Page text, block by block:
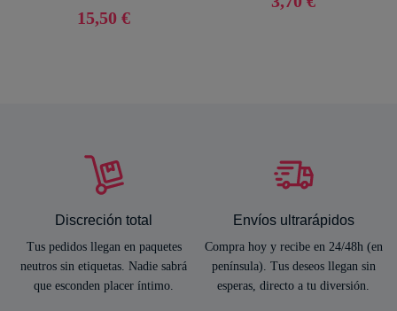
15,50 €
Discreción total
Tus pedidos llegan en paquetes
neutros sin etiquetas. Nadie sabrá
que esconden placer íntimo.
Envíos ultrarápidos
Compra hoy y recibe en 24/48h (en
península). Tus deseos llegan sin
esperas, directo a tu diversión.